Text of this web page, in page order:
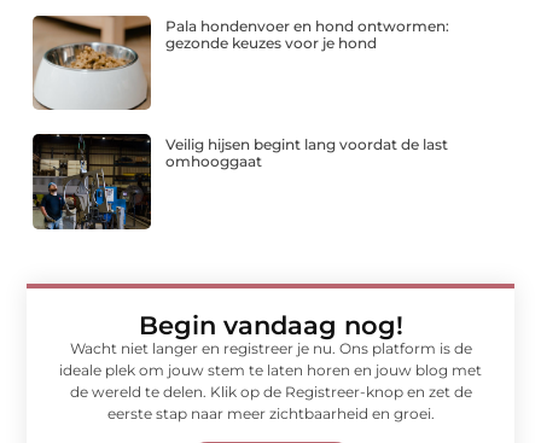
Pala hondenvoer en hond ontwormen:
gezonde keuzes voor je hond
Veilig hijsen begint lang voordat de last
omhooggaat
Begin vandaag nog!
Wacht niet langer en registreer je nu. Ons platform is de
ideale plek om jouw stem te laten horen en jouw blog met
de wereld te delen. Klik op de Registreer-knop en zet de
eerste stap naar meer zichtbaarheid en groei.